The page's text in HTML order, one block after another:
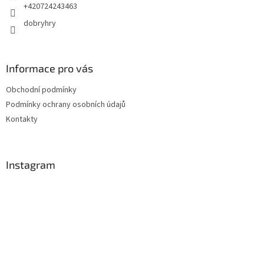
+420724243463
dobryhry
Informace pro vás
Obchodní podmínky
Podmínky ochrany osobních údajů
Kontakty
Instagram